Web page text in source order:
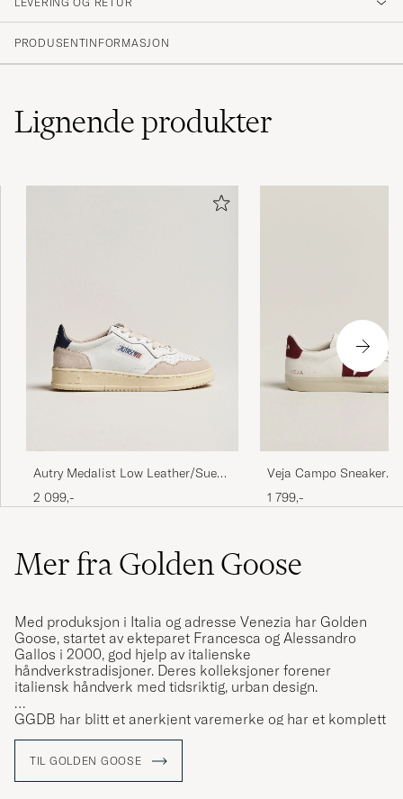
PRODUSENTINFORMASJON
Lignendeprodukter
Autry Medalist Low Leather/Suede
Sneaker White/Blue
2 099,-
Veja Campo Sneaker
White/Grenat
1 799,-
Mer fra Golden Goose
Med produksjon i Italia og adresse Venezia har Golden
Goose, startet av ekteparet Francesca og Alessandro
Gallos i 2000, god hjelp av italienske
håndverkstradisjoner. Deres kolleksjoner forener
italiensk håndverk med tidsriktig, urban design.
GGDB har blitt et anerkjent varemerke og har et komplett
utvalg av klær, sko og tilbehør. De kjennetegnes av sine
stjerner og såler med brukt utseende.
TIL GOLDEN GOOSE